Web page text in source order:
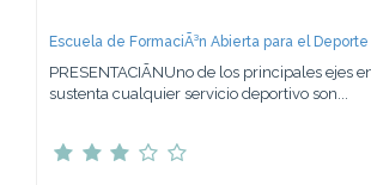
Escuela de FormaciÃ³n Abierta para el Deporte
PRESENTACIÃNUno de los principales ejes
sustenta cualquier servicio deportivo son...